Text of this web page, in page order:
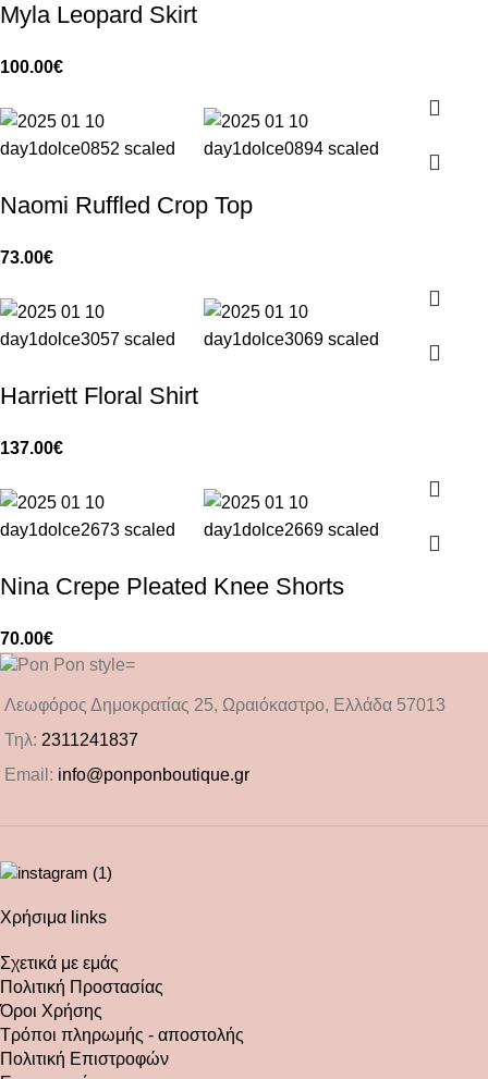
Myla Leopard Skirt
100.00€
Naomi Ruffled Crop Top
73.00€
Harriett Floral Shirt
137.00€
Nina Crepe Pleated Knee Shorts
70.00€
Λεωφόρος Δημοκρατίας 25, Ωραιόκαστρο, Ελλάδα 57013
Τηλ: 2311241837
Email: info@ponponboutique.gr
Χρήσιμα links
Σχετικά με εμάς
Πολιτική Προστασίας
Όροι Χρήσης
Τρόποι πληρωμής - αποστολής
Πολιτική Επιστροφών